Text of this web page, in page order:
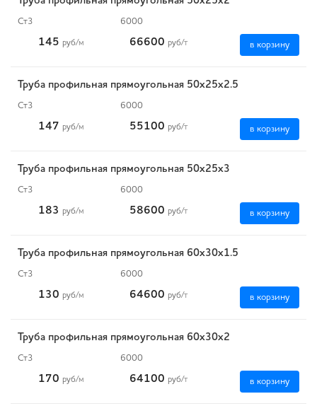
Ст3 6000
145 руб/м 66600 руб/т в корзину
Труба профильная прямоугольная 50х25х2.5
Ст3 6000
147 руб/м 55100 руб/т в корзину
Труба профильная прямоугольная 50х25х3
Ст3 6000
183 руб/м 58600 руб/т в корзину
Труба профильная прямоугольная 60х30х1.5
Ст3 6000
130 руб/м 64600 руб/т в корзину
Труба профильная прямоугольная 60х30х2
Ст3 6000
170 руб/м 64100 руб/т в корзину